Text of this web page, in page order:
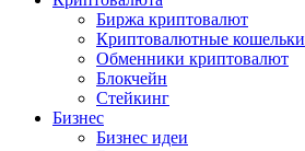
Биржа криптовалют
Криптовалютные кошельки
Обменники криптовалют
Блокчейн
Стейкинг
Бизнес
Бизнес идеи